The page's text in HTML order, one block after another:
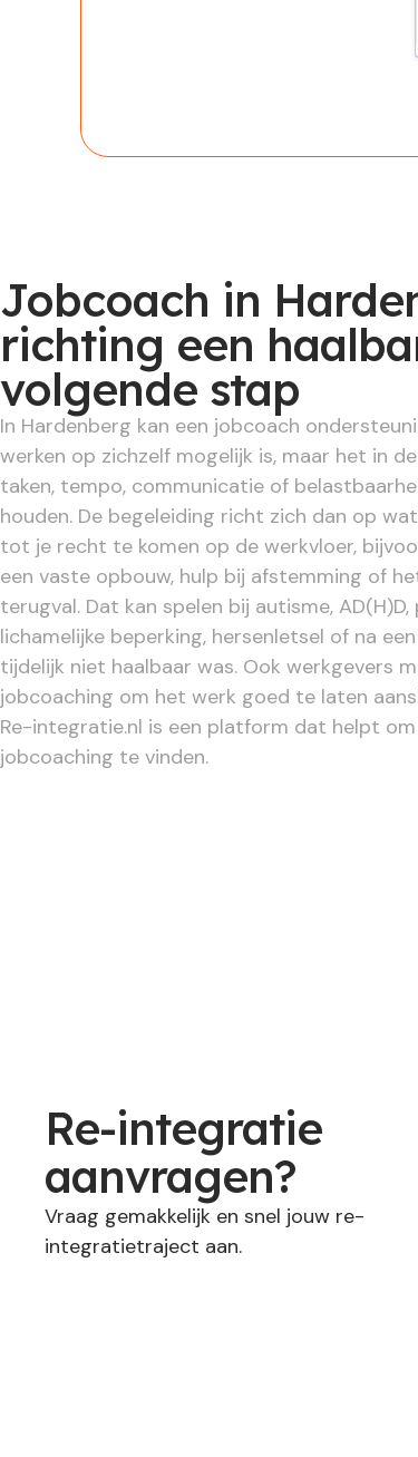
Jobcoach in
richting een
volgende stap
In Hardenberg kan een jobcoach
werken op zichzelf mogelijk is, maar het in
taken, tempo, communicatie of
houden. De begeleiding richt zich dan op
tot je recht te komen op de werkvloer,
een vaste opbouw, hulp bij afstemming of
terugval. Dat kan spelen bij autisme,
lichamelijke beperking, hersenletsel of na
tijdelijk niet haalbaar was. Ook werkgevers
jobcoaching om het werk goed te laten
Re-integratie.nl is een platform dat helpt
jobcoaching te vinden.
Re-integratie
aanvragen?
Vraag gemakkelijk en snel jouw re-
integratietraject aan.